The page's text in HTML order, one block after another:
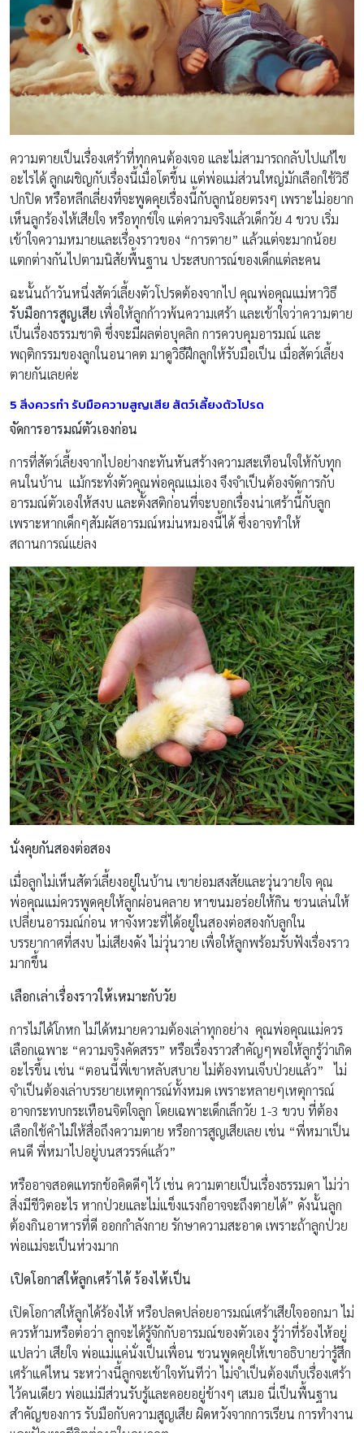
ความตายเป็นเรื่องเศร้าที่ทุกคนต้องเจอ และไม่สามารถกลับไปแก้ไข
อะไรได้ ลูกเผชิญกับเรื่องนี้เมื่อโตขึ้น แต่พ่อแม่ส่วนใหญ่มักเลือกใช้วิธี
ปกปิด หรือหลีกเลี่ยงที่จะพูดคุยเรื่องนี้กับลูกน้อยตรงๆ เพราะไม่อยาก
เห็นลูกร้องไห้เสียใจ หรือทุกข์ใจ แต่ความจริงแล้วเด็กวัย 4 ขวบ เริ่ม
เข้าใจความหมายและเรื่องราวของ “การตาย” แล้วแต่จะมากน้อย
แตกต่างกันไปตามนิสัยพื้นฐาน ประสบการณ์ของเด็กแต่ละคน
ฉะนั้นถ้าวันหนึ่งสัตว์เลี้ยงตัวโปรดต้องจากไป คุณพ่อคุณแม่หาวิธี
รับมือการสูญเสีย เพื่อให้ลูกก้าวพ้นความเศร้า และเข้าใจว่าความตาย
เป็นเรื่องธรรมชาติ ซึ่งจะมีผลต่อบุคลิก การควบคุมอารมณ์ และ
พฤติกรรมของลูกในอนาคต มาดูวิธีฝึกลูกให้รับมือเป็น เมื่อสัตว์เลี้ยง
ตายกันเลยค่ะ
5 สิ่งควรทำ รับมือความสูญเสีย สัตว์เลี้ยงตัวโปรด
จัดการอารมณ์ตัวเองก่อน
การที่สัตว์เลี้ยงจากไปอย่างกะทันหันสร้างความสะเทือนใจให้กับทุก
คนในบ้าน แม้กระทั่งตัวคุณพ่อคุณแม่เอง จึงจำเป็นต้องจัดการกับ
อารมณ์ตัวเองให้สงบ และตั้งสติก่อนที่จะบอกเรื่องน่าเศร้านี้กับลูก
เพราะหากเด็กๆสัมผัสอารมณ์หม่นหมองนี้ได้ ซึ่งอาจทำให้
สถานการณ์แย่ลง
นั่งคุยกันสองต่อสอง
เมื่อลูกไม่เห็นสัตว์เลี้ยงอยู่ในบ้าน เขาย่อมสงสัยและวุ่นวายใจ คุณ
พ่อคุณแม่ควรพูดคุยให้ลูกผ่อนคลาย หาขนมอร่อยให้กิน ชวนเล่นให้
เปลี่ยนอารมณ์ก่อน หาจังหวะที่ได้อยู่ในสองต่อสองกับลูกใน
บรรยากาศที่สงบ ไม่เสียงดัง ไม่วุ่นวาย เพื่อให้ลูกพร้อมรับฟังเรื่องราว
มากขึ้น
เลือกเล่าเรื่องราวให้เหมาะกับวัย
การไม่ได้โกหก ไม่ได้หมายความต้องเล่าทุกอย่าง คุณพ่อคุณแม่ควร
เลือกเฉพาะ “ความจริงคัดสรร” หรือเรื่องราวสำคัญๆพอให้ลูกรู้ว่าเกิด
อะไรขึ้น เช่น “ตอนนี้พี่เขาหลับสบาย ไม่ต้องทนเจ็บป่วยแล้ว” ไม่
จำเป็นต้องเล่าบรรยายเหตุการณ์ทั้งหมด เพราะหลายๆเหตุการณ์
อาจกระทบกระเทือนจิตใจลูก โดยเฉพาะเด็กเล็กวัย 1-3 ขวบ ที่ต้อง
เลือกใช้คำไม่ให้สื่อถึงความตาย หรือการสูญเสียเลย เช่น “พี่หมาเป็น
คนดี พี่หมาไปอยู่บนสวรรค์แล้ว”
หรืออาจสอดแทรกข้อคิดดีๆไว้ เช่น ความตายเป็นเรื่องธรรมดา ไม่ว่า
สิ่งมีชีวิตอะไร หากป่วยและไม่แข็งแรงก็อาจจะถึงตายได้” ดังนั้นลูก
ต้องกินอาหารที่ดี ออกกำลังกาย รักษาความสะอาด เพราะถ้าลูกป่วย
พ่อแม่จะเป็นห่วงมาก
เปิดโอกาสให้ลูกเศร้าได้ ร้องไห้เป็น
เปิดโอกาสให้ลูกได้ร้องไห้ หรือปลดปล่อยอารมณ์เศร้าเสียใจออกมา ไม่
ควรห้ามหรือต่อว่า ลูกจะได้รู้จักกับอารมณ์ของตัวเอง รู้ว่าที่ร้องไห้อยู่
แปลว่า เสียใจ พ่อแม่แค่นั่งเป็นเพื่อน ชวนพูดคุยให้เขาอธิบายว่ารู้สึก
เศร้าแค่ไหน ระหว่างนี้ลูกจะเข้าใจทันทีว่า ไม่จำเป็นต้องเก็บเรื่องเศร้า
ไว้คนเดียว พ่อแม่มีส่วนรับรู้และคอยอยู่ข้างๆ เสมอ นี่เป็นพื้นฐาน
สำคัญของการ รับมือกับความสูญเสีย ผิดหวังจากการเรียน การทำงาน